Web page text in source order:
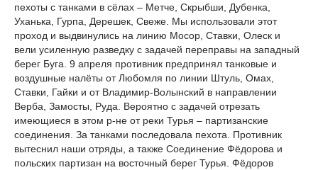
пехоты с танками в сёлах – Метче, Скрыбши, Дубенка,
Уханька, Гурпа, Дерешек, Свеже. Мы использовали этот
проход и выдвинулись на линию Мосор, Ставки, Олеск и
вели усиленную разведку с задачей переправы на западный
берег Буга. 9 апреля противник предпринял танковые и
воздушные налёты от Любомля по линии Штуль, Омах,
Ставки, Гайки и от Владимир-Волынский в направлении
Верба, Замосты, Руда. Вероятно с задачей отрезать
имеющиеся в этом р-не от реки Турья – партизанские
соединения. За танками последовала пехота. Противник
вытеснил наши отряды, а также Соединение Фёдорова и
польских партизан на восточный берег Турья. Фёдоров